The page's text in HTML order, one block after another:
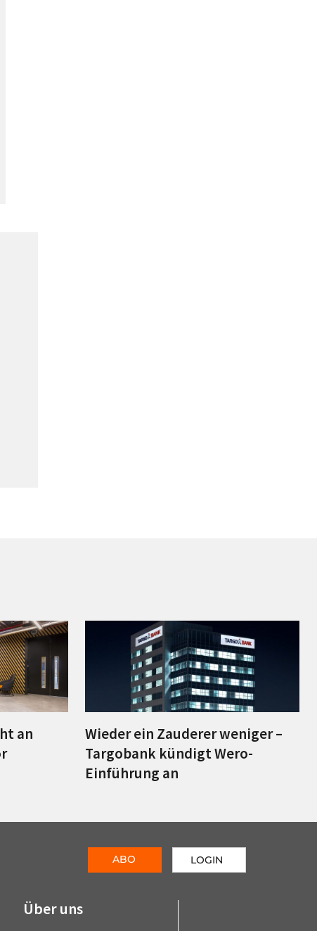
an
Wieder ein Zauderer weniger –
Targobank kündigt Wero-
Einführung an
Über uns
ABO LOGIN